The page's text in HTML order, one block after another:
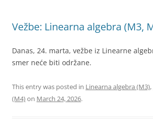
Vežbe: Linearna algebra (M3,
Danas, 24. marta, vežbe iz Linearne
smer neće biti održane.
This entry was posted in Linearna algebra (M3),
(M4)on March 24, 2026.